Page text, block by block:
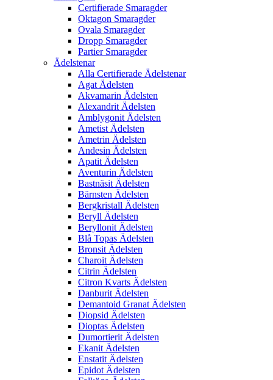
Certifierade Smaragder
Oktagon Smaragder
Ovala Smaragder
Dropp Smaragder
Partier Smaragder
Ädelstenar
Alla Certifierade Ädelstenar
Agat Ädelsten
Akvamarin Ädelsten
Alexandrit Ädelsten
Amblygonit Ädelsten
Ametist Ädelsten
Ametrin Ädelsten
Andesin Ädelsten
Apatit Ädelsten
Aventurin Ädelsten
Bastnäsit Ädelsten
Bärnsten Ädelsten
Bergkristall Ädelsten
Beryll Ädelsten
Beryllonit Ädelsten
Blå Topas Ädelsten
Bronsit Ädelsten
Charoit Ädelsten
Citrin Ädelsten
Citron Kvarts Ädelsten
Danburit Ädelsten
Demantoid Granat Ädelsten
Diopsid Ädelsten
Dioptas Ädelsten
Dumortierit Ädelsten
Ekanit Ädelsten
Enstatit Ädelsten
Epidot Ädelsten